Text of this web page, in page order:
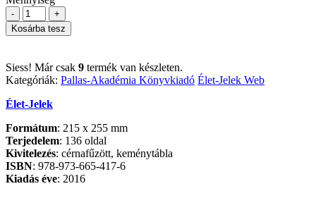
-
+
Kosárba tesz
Siess! Már csak 9 termék van készleten.
Kategóriák: Pallas-Akadémia Könyvkiadó Élet-Jelek Web
Élet-Jelek
Formátum: 215 x 255 mm
Terjedelem: 136 oldal
Kivitelezés: cérnafűzött, keménytábla
ISBN: 978-973-665-417-6
Kiadás éve: 2016